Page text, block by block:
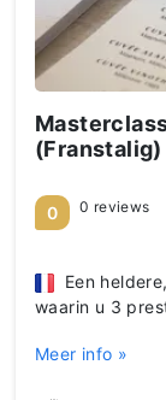
(Franstalig)
Een
waarin u 3
Meer info »
0 0 reviews